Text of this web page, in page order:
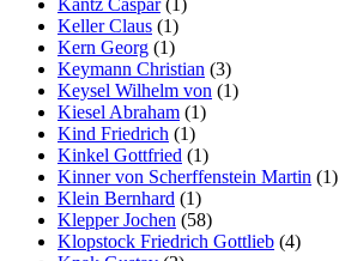
Keller Claus (1)
Kern Georg (1)
Keymann Christian (3)
Keysel Wilhelm von (1)
Kiesel Abraham (1)
Kind Friedrich (1)
Kinkel Gottfried (1)
Kinner von Scherffenstein Martin (1)
Klein Bernhard (1)
Klepper Jochen (58)
Klopstock Friedrich Gottlieb (4)